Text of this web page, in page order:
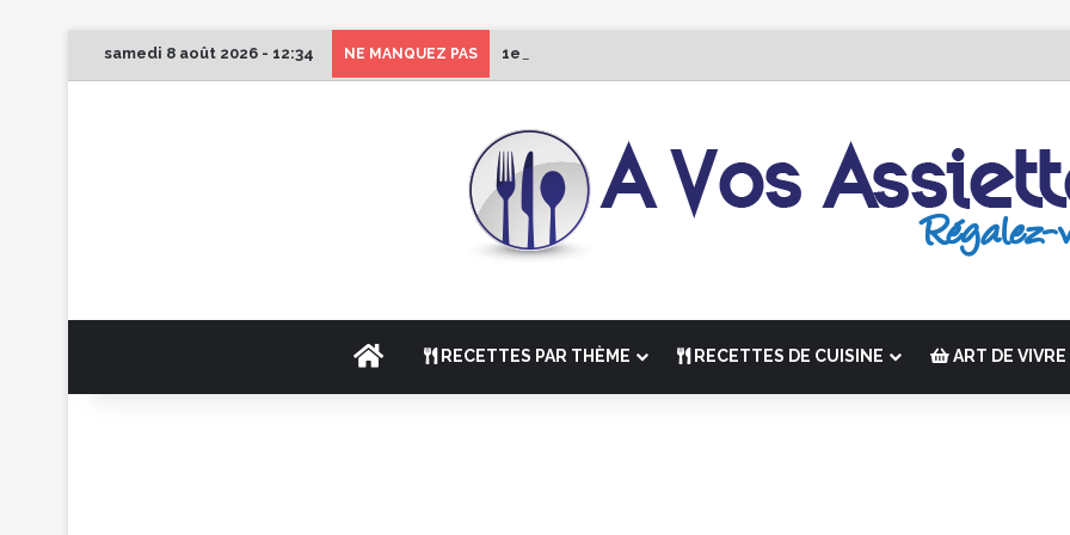
samedi 8 août 2026 - 12:34 NE MANQUEZ PAS 1er Édition de “La Semaine des Chefs” du 19 au 24 octobre 2026
ACCUEILRECETTES PAR THÈME RECETTES DE CUISINE ART DE VIVRE